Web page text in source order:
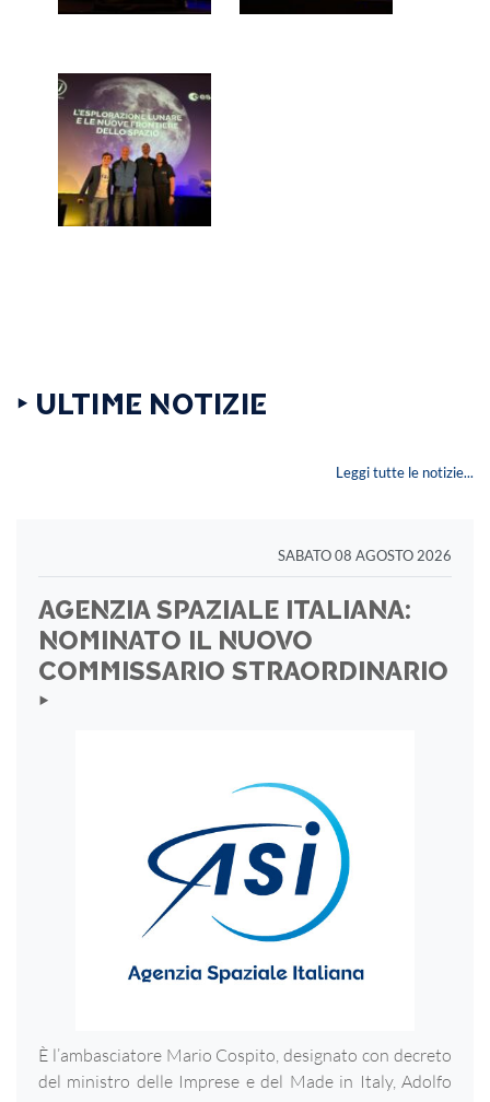
‣ ULTIME NOTIZIE
Leggi tutte le notizie...
SABATO 08 AGOSTO 2026
AGENZIA SPAZIALE ITALIANA:
NOMINATO IL NUOVO
COMMISSARIO STRAORDINARIO
‣
È l’ambasciatore Mario Cospito, designato con decreto
del ministro delle Imprese e del Made in Italy, Adolfo